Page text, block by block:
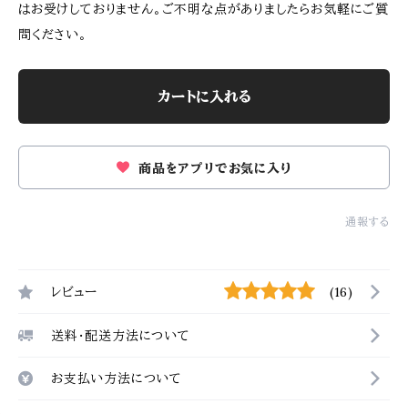
はお受けしておりません。ご不明な点がありましたらお気軽にご質
問ください。
カートに入れる
商品をアプリでお気に入り
通報する
レビュー (16)
送料・配送方法について
お支払い方法について